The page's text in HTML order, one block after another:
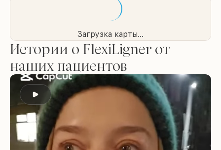
Загрузка карты...
Истории о FlexiLigner от
наших пациентов